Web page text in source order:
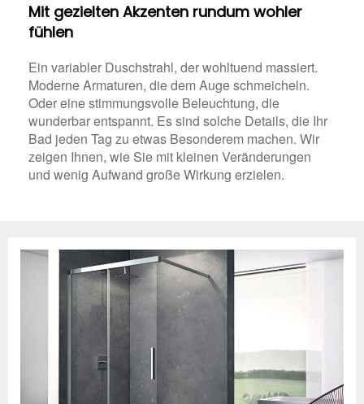
Mit gezielten Akzenten rundum wohler
fühlen
Ein variabler Duschstrahl, der wohltuend massiert.
Moderne Armaturen, die dem Auge schmeicheln.
Oder eine stimmungsvolle Beleuchtung, die
wunderbar entspannt. Es sind solche Details, die Ihr
Bad jeden Tag zu etwas Besonderem machen. Wir
zeigen Ihnen, wie Sie mit kleinen Veränderungen
und wenig Aufwand große Wirkung erzielen.